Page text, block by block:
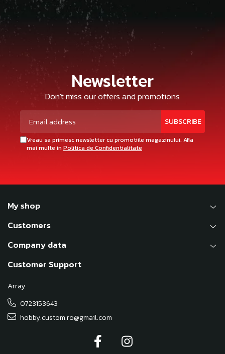
Newsletter
Don't miss our offers and promotions
Vreau sa primesc newsletter cu promotiile magazinului. Afla
mai multe in Politica de Confidentialitate
My shop
Customers
Company data
Customer Support
Array
0723153643
hobby.custom.ro@gmail.com